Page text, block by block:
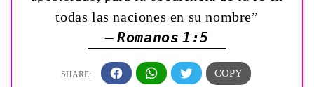
todas las naciones en su nombre”
— Romanos 1:5